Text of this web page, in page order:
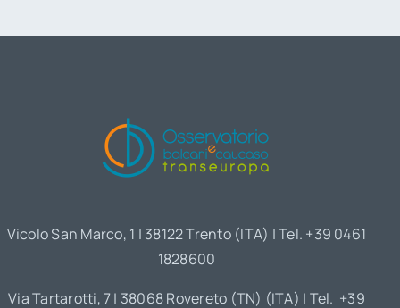
Vicolo San Marco, 1 | 38122 Trento (ITA) | Tel. +39 0461
1828600
Via Tartarotti, 7 | 38068 Rovereto (TN) (ITA) | Tel. +39